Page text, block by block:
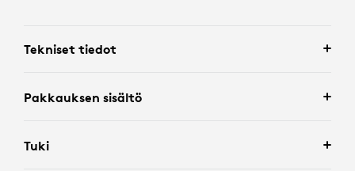
Tekniset tiedot
Pakkauksen sisältö
Tuki